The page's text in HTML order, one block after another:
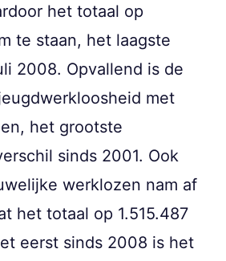
het totaal op
te staan, het laagste
2008. Opvallend is de
met
het grootste
sinds 2001. Ook
werklozen nam af
het totaal op 1.515.487
eerst sinds 2008 is het